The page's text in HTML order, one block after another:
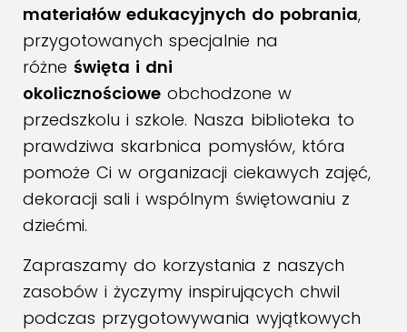
materiałów edukacyjnych do pobrania,
przygotowanych specjalnie na
różne święta i dni
okolicznościowe obchodzone w
przedszkolu i szkole. Nasza biblioteka to
prawdziwa skarbnica pomysłów, która
pomoże Ci w organizacji ciekawych zajęć,
dekoracji sali i wspólnym świętowaniu z
dziećmi.
Zapraszamy do korzystania z naszych
zasobów i życzymy inspirujących chwil
podczas przygotowywania wyjątkowych